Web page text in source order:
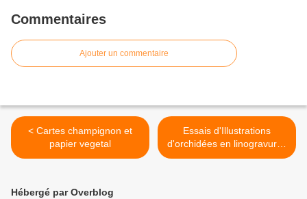
Commentaires
Ajouter un commentaire
< Cartes champignon et
papier vegetal
Essais d'Illustrations
d'orchidées en linogravures
>
Hébergé par Overblog